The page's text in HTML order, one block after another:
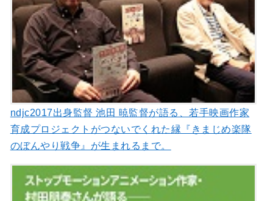
ndjc2017出身監督 池田 暁監督が語る、若手映画作家
育成プロジェクトがつないでくれた縁『きまじめ楽隊
のぼんやり戦争』が生まれるまで。